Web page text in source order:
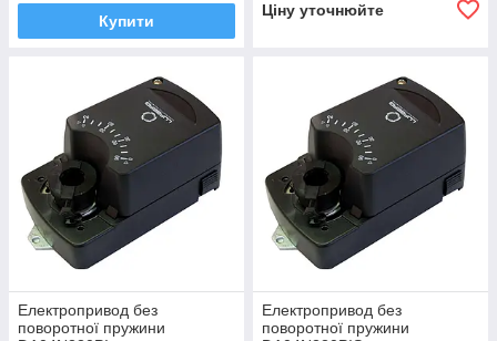
Купити
Ціну уточнюйте
Електропривод без
поворотної пружини
Електропривод без
поворотної пружини